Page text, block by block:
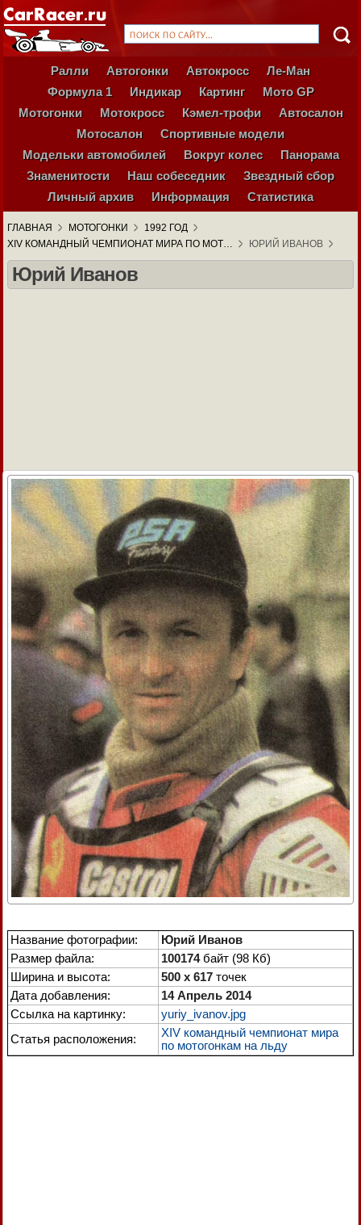
Ралли Автогонки Автокросс
Ле-Ман
Формула 1
Индикар Картинг
Мото GP
Мотогонки
Мотокросс Кэмел-трофи
Автосалон
Мотосалон
Спортивные модели
Модельки автомобилей
Вокруг колес
Панорама
Знаменитости
Наш собеседник
Звездный сбор
Личный архив
Информация Статистика
ГЛАВНАЯ МОТОГОНКИ
1992 ГОД
XIV КОМАНДНЫЙ ЧЕМПИОНАТ МИРА ПО МОТ…
ЮРИЙ ИВАНОВ
Юрий Иванов
Название фотографии:
Юрий Иванов
Размер файла:
100174байт (98 Кб)
Ширина и высота:
500 x 617 точек
Дата добавления:
14 Апрель 2014
Ссылка на картинку:
yuriy_ivanov.jpg
Статья расположения:
XIV командный чемпионат мира
по мотогонкам на льду